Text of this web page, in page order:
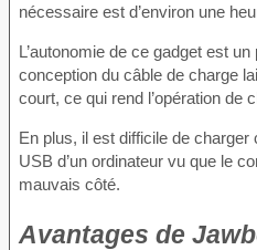
nécessaire est d’environ une
L’autonomie de ce gadget est
conception du câble de charge
court, ce qui rend l’opération de
En plus, il est difficile de charger
USB d’un ordinateur vu que le
mauvais côté.
Avantages de